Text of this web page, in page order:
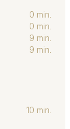
0 min.
0 min.
9 min.
9 min.
10 min.